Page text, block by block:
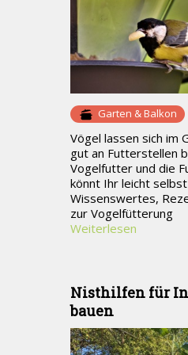
Garten & Balkon
Vögel lassen sich im
gut an Futterstellen
Vogelfutter und die
könnt Ihr leicht selbst
Wissenswertes,
zur Vogelfütterung
Weiterlesen
Nisthilfen für
bauen